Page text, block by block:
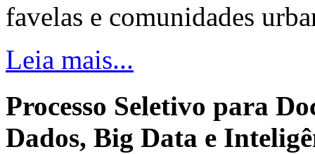
favelas e comunidades
Leia mais...
Processo Seletivo para
Dados, Big Data e